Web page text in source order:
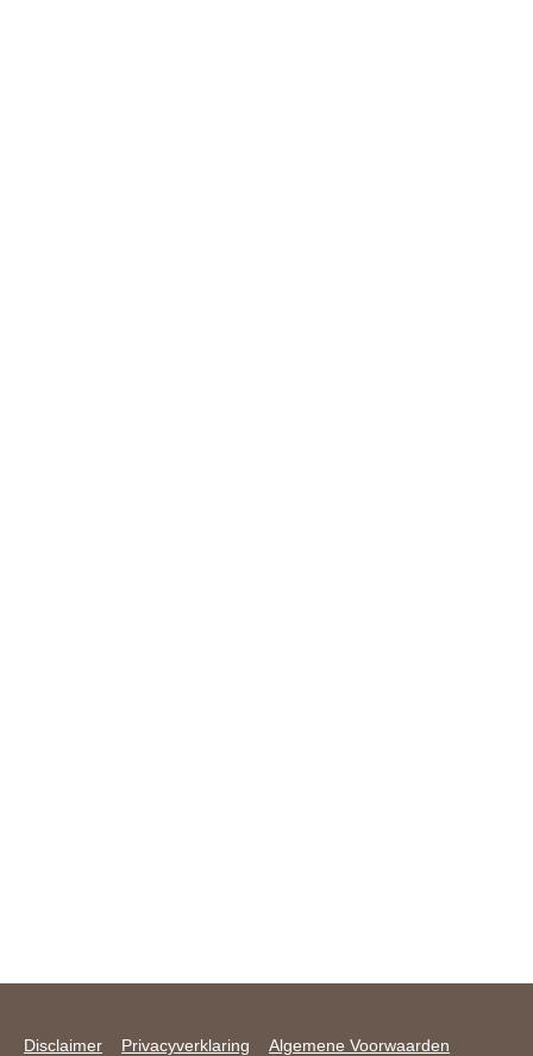
Disclaimer Privacyverklaring
Algemene Voorwaarden